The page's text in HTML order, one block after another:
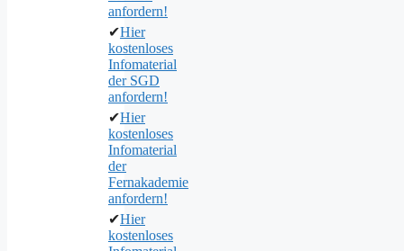
anfordern!
✔Hier
kostenloses
Infomaterial
der SGD
anfordern!
✔Hier
kostenloses
Infomaterial
der
Fernakademie
anfordern!
✔Hier
kostenloses